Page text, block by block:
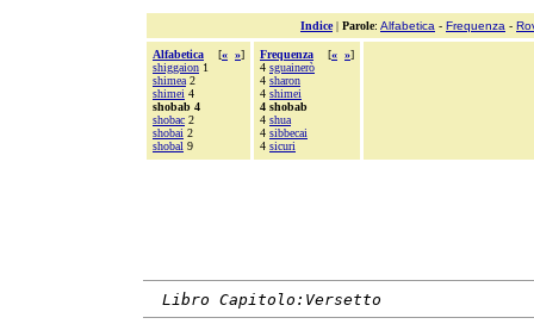
Indice| Parole: Alfabetica - Frequenza -
Alfabetica [« »]
shiggaion 1
shimea 2
shimei 4
shobab 4
shobac 2
shobai 2
shobal 9
Frequenza [« »]
4 sguainerò
4 sharon
4 shimei
4 shobab
4 shua
4 sibbecai
4 sicuri
Libro Capitolo:Versetto